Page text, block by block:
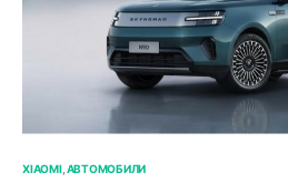
XIAOMI АВТОМОБИЛИ